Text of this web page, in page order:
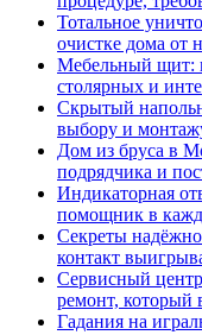
Тотальное
очистке дома от
Мебельный щит:
столярных и
Скрытый
выбору и
Дом из бруса в
подрядчика и
Индикаторная
помощник в
Секреты
контакт
Сервисный
ремонт, который
Гадания на